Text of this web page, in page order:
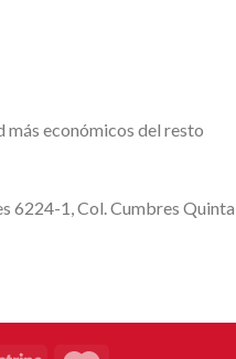
más económicos del resto
6224-1, Col. Cumbres Quinta